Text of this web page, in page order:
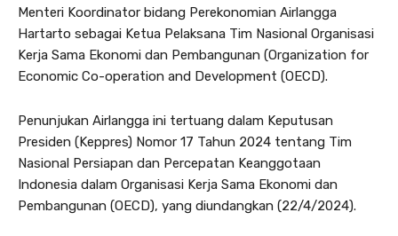
Menteri Koordinator bidang Perekonomian Airlangga
Hartarto sebagai Ketua Pelaksana Tim Nasional Organisasi
Kerja Sama Ekonomi dan Pembangunan (Organization for
Economic Co-operation and Development (OECD).
Penunjukan Airlangga ini tertuang dalam Keputusan
Presiden (Keppres) Nomor 17 Tahun 2024 tentang Tim
Nasional Persiapan dan Percepatan Keanggotaan
Indonesia dalam Organisasi Kerja Sama Ekonomi dan
Pembangunan (OECD), yang diundangkan (22/4/2024).